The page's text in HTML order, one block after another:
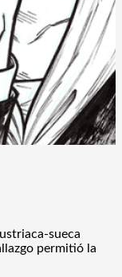
sueca
permitió la